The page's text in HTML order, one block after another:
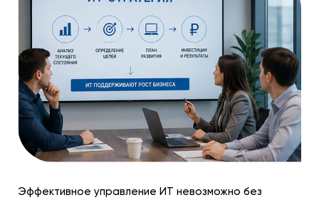
Эффективное управление ИТ невозможно без